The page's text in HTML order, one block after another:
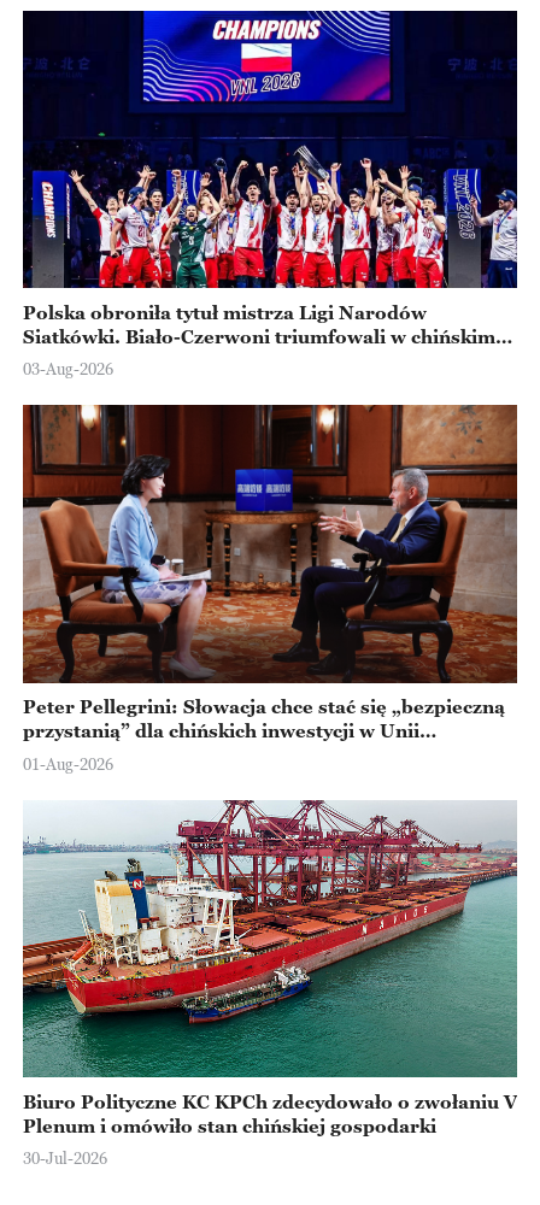
Polska obroniła tytuł mistrza Ligi Narodów
Siatkówki. Biało-Czerwoni triumfowali w chińskim
Ningbo
03-Aug-2026
Peter Pellegrini: Słowacja chce stać się „bezpieczną
przystanią” dla chińskich inwestycji w Unii
Europejskiej
01-Aug-2026
Biuro Polityczne KC KPCh zdecydowało o zwołaniu V
Plenum i omówiło stan chińskiej gospodarki
30-Jul-2026